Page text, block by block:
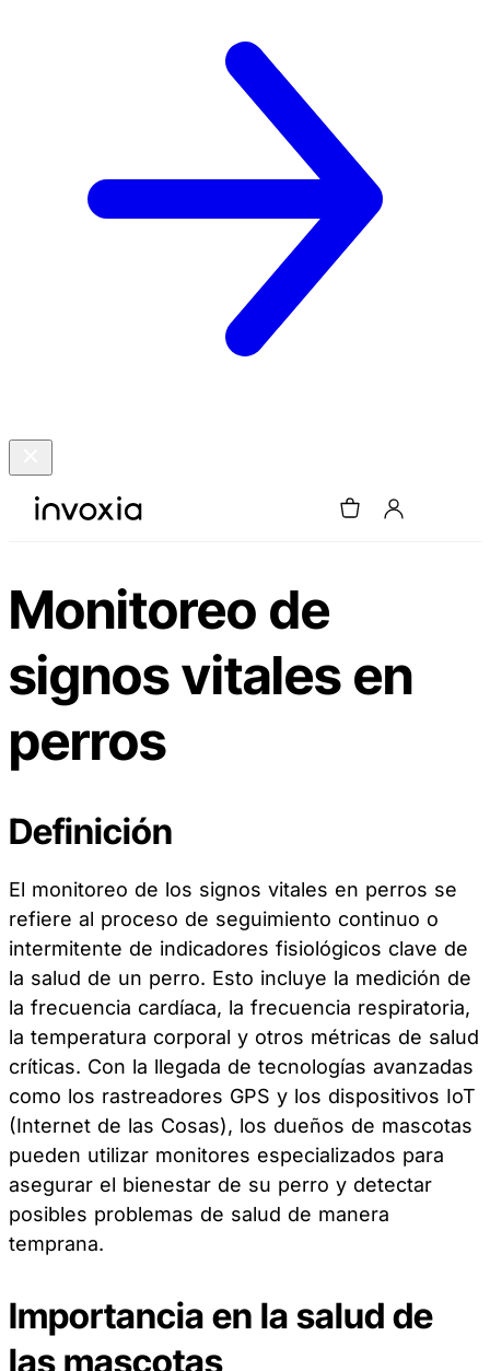
Monitoreo de
signos vitales en
perros
Definición
El monitoreo de los signos vitales en perros se
refiere al proceso de seguimiento continuo o
intermitente de indicadores fisiológicos clave de
la salud de un perro. Esto incluye la medición de
la frecuencia cardíaca, la frecuencia respiratoria,
la temperatura corporal y otros métricas de salud
críticas. Con la llegada de tecnologías avanzadas
como los rastreadores GPS y los dispositivos IoT
(Internet de las Cosas), los dueños de mascotas
pueden utilizar monitores especializados para
asegurar el bienestar de su perro y detectar
posibles problemas de salud de manera
temprana.
Importancia en la salud de
las mascotas